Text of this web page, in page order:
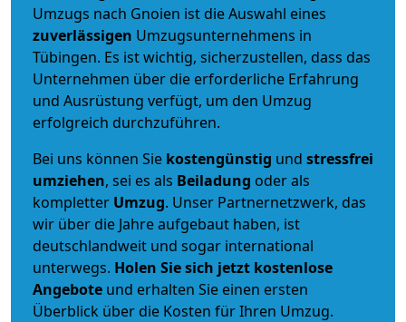
Umzugs nach Gnoien ist die Auswahl eines
zuverlässigen Umzugsunternehmens in
Tübingen. Es ist wichtig, sicherzustellen, dass das
Unternehmen über die erforderliche Erfahrung
und Ausrüstung verfügt, um den Umzug
erfolgreich durchzuführen.
Bei uns können Sie kostengünstig und stressfrei
umziehen, sei es als Beiladung oder als
kompletter Umzug. Unser Partnernetzwerk, das
wir über die Jahre aufgebaut haben, ist
deutschlandweit und sogar international
unterwegs. Holen Sie sich jetzt kostenlose
Angebote und erhalten Sie einen ersten
Überblick über die Kosten für Ihren Umzug.